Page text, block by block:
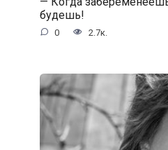
будешь!
0 2.7к.